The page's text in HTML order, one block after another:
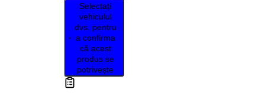
Selectați
vehiculul
dvs. pentru
a confirma
că acest
produs se
potrivește